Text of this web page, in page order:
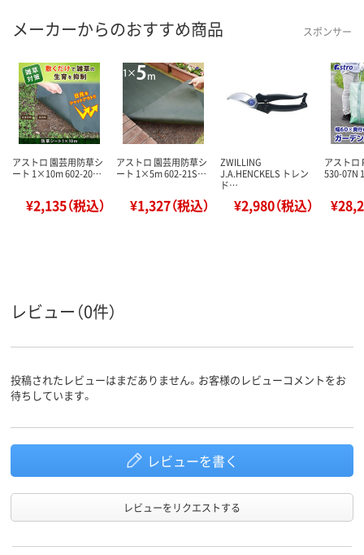
メーカーからのおすすめ商品 スポンサー
アストロ 園芸用防草シ
ート 1×10m 602-20…
¥2,135（税込）
アストロ 園芸用防草シ
ート 1×5m 602-21S…
¥1,327（税込）
ZWILLING
J.A.HENCKELS トレン
ド…
¥2,980（税込）
アストロ
530-07N
レビュー（0件）
投稿されたレビューはまだありません。お客様のレビューコメントをお
待ちしています。
レビューを書く
レビューをリクエストする